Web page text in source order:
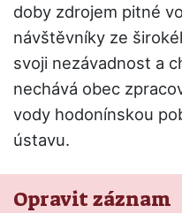
doby zdrojem pitné
návštěvníky ze
svoji nezávadnost a
nechává obec
vody hodonínskou
ústavu.
Opravit záznam